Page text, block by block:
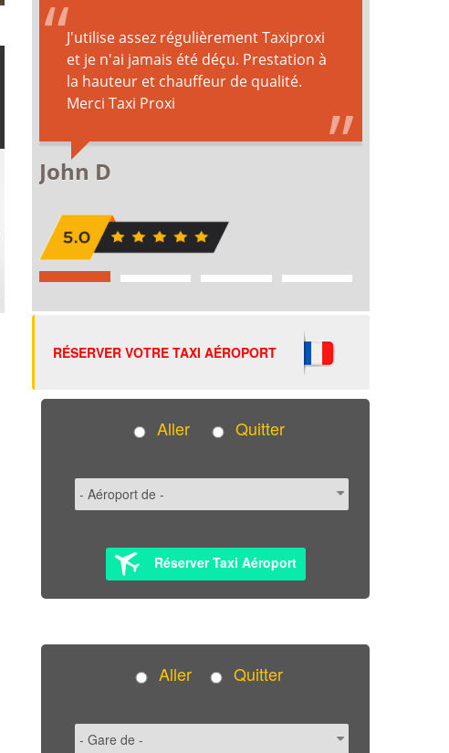
RÉSERVER VOTRE TAXI AÉROPORT
Aller Quitter
Réserver Taxi Aéroport
Aller Quitter